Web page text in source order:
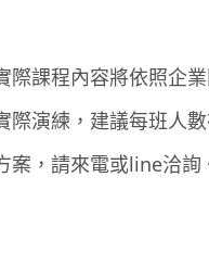
際課程內容將依照企
際演練，建議每班人數
案，請來電或line洽詢